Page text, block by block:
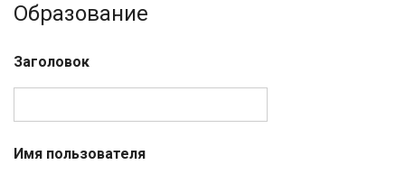
Образование
Заголовок
Имя пользователя